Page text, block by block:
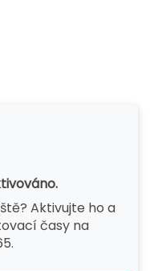
Aktivujte ho a
časy na